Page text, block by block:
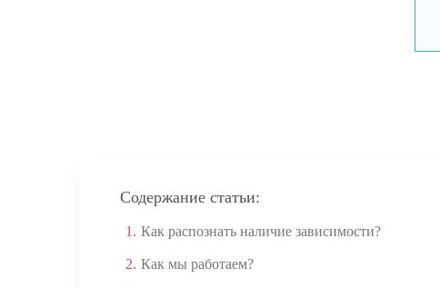
Содержание статьи:
1. Как распознать наличие зависимости?
2. Как мы работаем?